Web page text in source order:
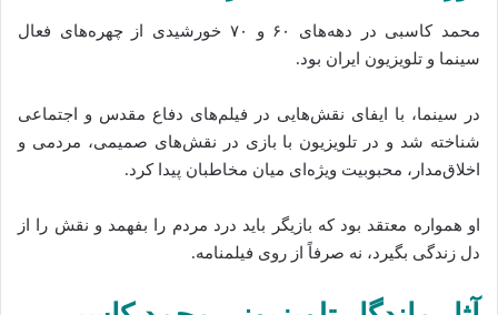
محمد کاسبی در دهه‌های ۶۰ و ۷۰ خورشیدی از چهره‌های فعال
سینما و تلویزیون ایران بود.
در سینما، با ایفای نقش‌هایی در فیلم‌های دفاع مقدس و اجتماعی
شناخته شد و در تلویزیون با بازی در نقش‌های صمیمی، مردمی و
اخلاق‌مدار، محبوبیت ویژه‌ای میان مخاطبان پیدا کرد.
او همواره معتقد بود که بازیگر باید درد مردم را بفهمد و نقش را از
دل زندگی بگیرد، نه صرفاً از روی فیلمنامه.